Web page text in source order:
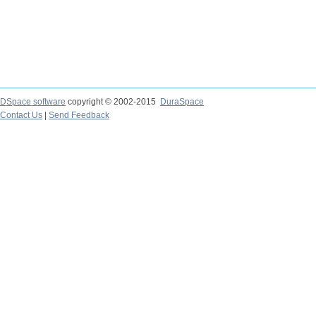
DSpace software copyright © 2002-2015
DuraSpace
Contact Us
Send Feedback